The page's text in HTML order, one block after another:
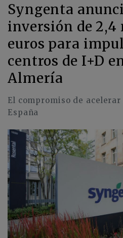
Syngenta
inversión de 2,4
euros para
centros de I+D
Almería
El compromiso de
España